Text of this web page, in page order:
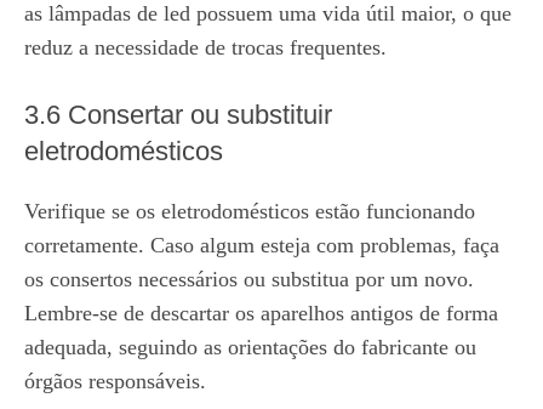
as lâmpadas de led possuem uma vida útil maior, o que
reduz a necessidade de trocas frequentes.
3.6 Consertar ou substituir
eletrodomésticos
Verifique se os eletrodomésticos estão funcionando
corretamente. Caso algum esteja com problemas, faça
os consertos necessários ou substitua por um novo.
Lembre-se de descartar os aparelhos antigos de forma
adequada, seguindo as orientações do fabricante ou
órgãos responsáveis.